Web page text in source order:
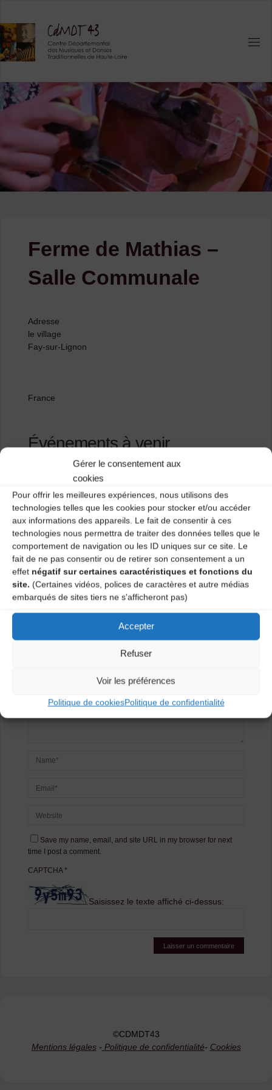
Gérer le consentement aux
cookies
Pour offrir les meilleures expériences, nous utilisons des
technologies telles que les cookies pour stocker et/ou accéder
aux informations des appareils. Le fait de consentir à ces
technologies nous permettra de traiter des données telles que le
comportement de navigation ou les ID uniques sur ce site. Le
fait de ne pas consentir ou de retirer son consentement a un
effet négatif sur certaines caractéristiques et fonctions du
site. (Certaines vidéos, polices de caractères et autre médias
embarqués de sites tiers ne s'afficheront pas)
Accepter
Refuser
Voir les préférences
Politique de cookiesPolitique de confidentialité
content
Ferme de Mathias –
Salle Communale
Adresse
le village
Fay-sur-Lignon
France
Événements à venir
Salle polyvalente
Salle Polyvalente
Laisser un
commentaire
Save my name, email, and site URL in my browser for next
time I post a comment.
CAPTCHA*
Saisissez le texte affiché ci-dessus:
©CDMDT43
Mentions légales- Politique de confidentialité- Cookies